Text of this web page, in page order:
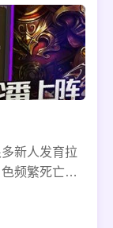
新人发育拉
频繁死亡会
吃透这些真